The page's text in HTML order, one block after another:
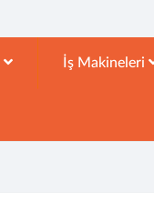
İş Makineleri